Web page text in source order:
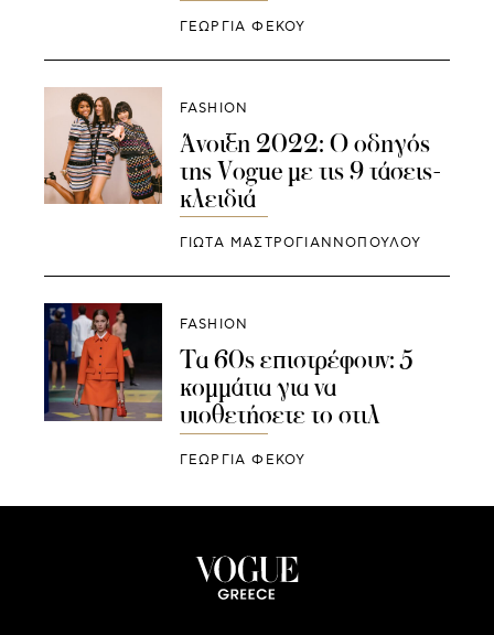
ΓΕΩΡΓΙΑ ΦΕΚΟΥ
FASHION
Άνοιξη 2022: Ο οδηγός
της Vogue με τις 9 τάσεις-
κλειδιά
ΓΙΩΤΑ ΜΑΣΤΡΟΓΙΑΝΝΟΠΟΥΛΟΥ
FASHION
Τα 60s επιστρέφουν: 5
κομμάτια για να
υιοθετήσετε το στιλ
ΓΕΩΡΓΙΑ ΦΕΚΟΥ